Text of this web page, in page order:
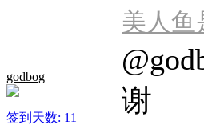
godbog
签到天数: 11
美人鱼
谢